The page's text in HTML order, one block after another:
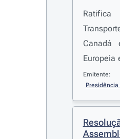
Canadá
Europeia
anexos
Emitente: